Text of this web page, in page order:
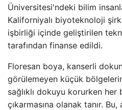
Üniversitesi'ndeki bilim
Kaliforniyalı biyoteknoloji
işbirliği içinde geliştirilen
tarafından finanse edildi.
Floresan boya, kanserli
görülemeyen küçük
sağlıklı dokuyu korurken her
çıkarmasına olanak tanır.